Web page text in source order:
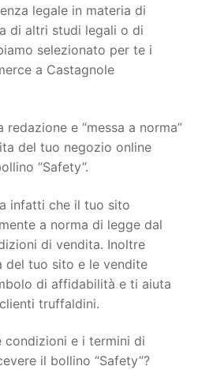
legale in materia di
di altri studi legali o di
selezionato per te i
a Castagnole
e “messa a norma”
del tuo negozio online
“Safety”.
infatti che il tuo sito
a norma di legge dal
di vendita. Inoltre
del tuo sito e le vendite
di affidabilità e ti aiuta
truffaldini.
condizioni e i termini di
il bollino “Safety”?